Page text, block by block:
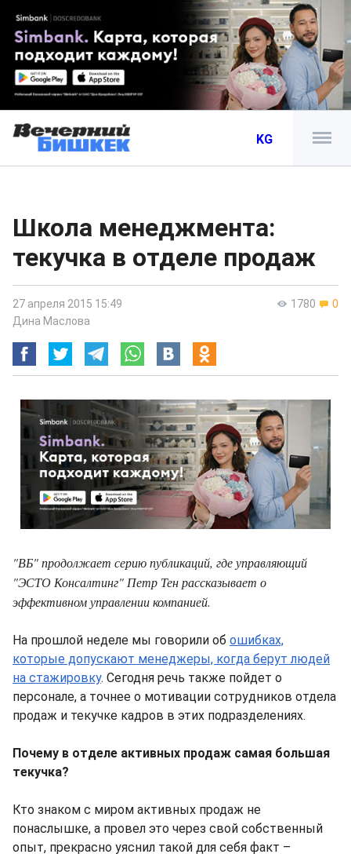
KG
Школа менеджмента:
текучка в отделе продаж
1780 0
27 апреля 2015 15:49
Дина Маслова
"ВБ" продолжает серию публикаций, где управляющий
"ЭСТО Консалтинг" Петр Тен рассказывает о
эффективном управлении компанией.
На прошлой неделе мы говорили об ошибках,
которые допускают менеджеры, когда берут людей
на стажировку. Сегодня речь также пойдет о
персонале, а точнее о мотивации сотрудников отдела
продаж и текучке кадров в этих подразделениях.
Почему в отделе активных продаж самая большая
текучка?
Кто знаком с миром активных продаж не
понаслышке, а провел это через свой собственный
опыт, прекрасно уяснил такой для себя факт –